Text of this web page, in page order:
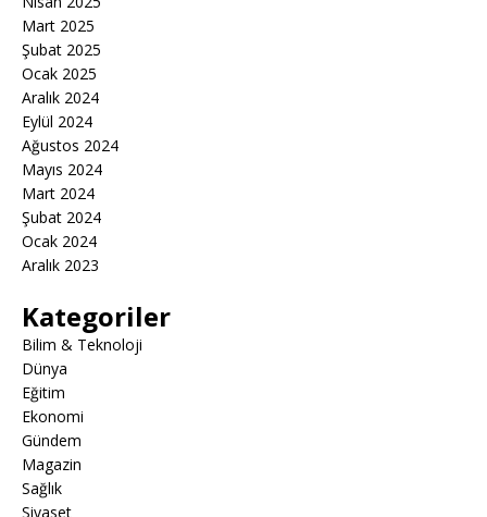
Mart 2025
Şubat 2025
Ocak 2025
Aralık 2024
Eylül 2024
Ağustos 2024
Mayıs 2024
Mart 2024
Şubat 2024
Ocak 2024
Aralık 2023
Kategoriler
Bilim & Teknoloji
Dünya
Eğitim
Ekonomi
Gündem
Magazin
Sağlık
Siyaset